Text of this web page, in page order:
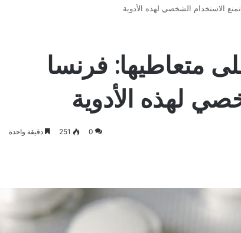
الاستخدام الشخصي لهذه الأدوية
متعاطيها: فرنسا
لهذه الأدوية
0
251 دقيقة واحدة